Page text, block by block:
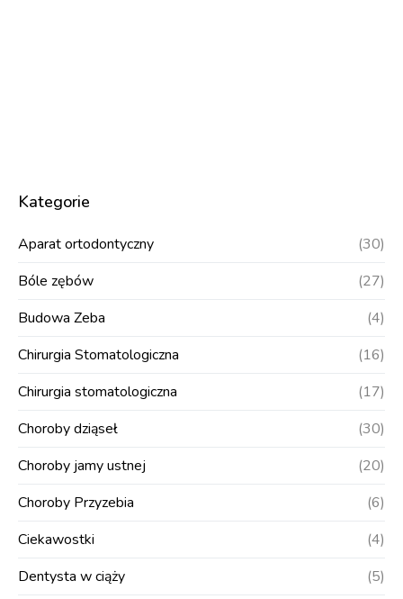
Kategorie
Aparat ortodontyczny
(30)
Bóle zębów
(27)
Budowa Zeba
(4)
Chirurgia Stomatologiczna
(16)
Chirurgia stomatologiczna
(17)
Choroby dziąseł
(30)
Choroby jamy ustnej
(20)
Choroby Przyzebia
(6)
Ciekawostki
(4)
Dentysta w ciąży
(5)